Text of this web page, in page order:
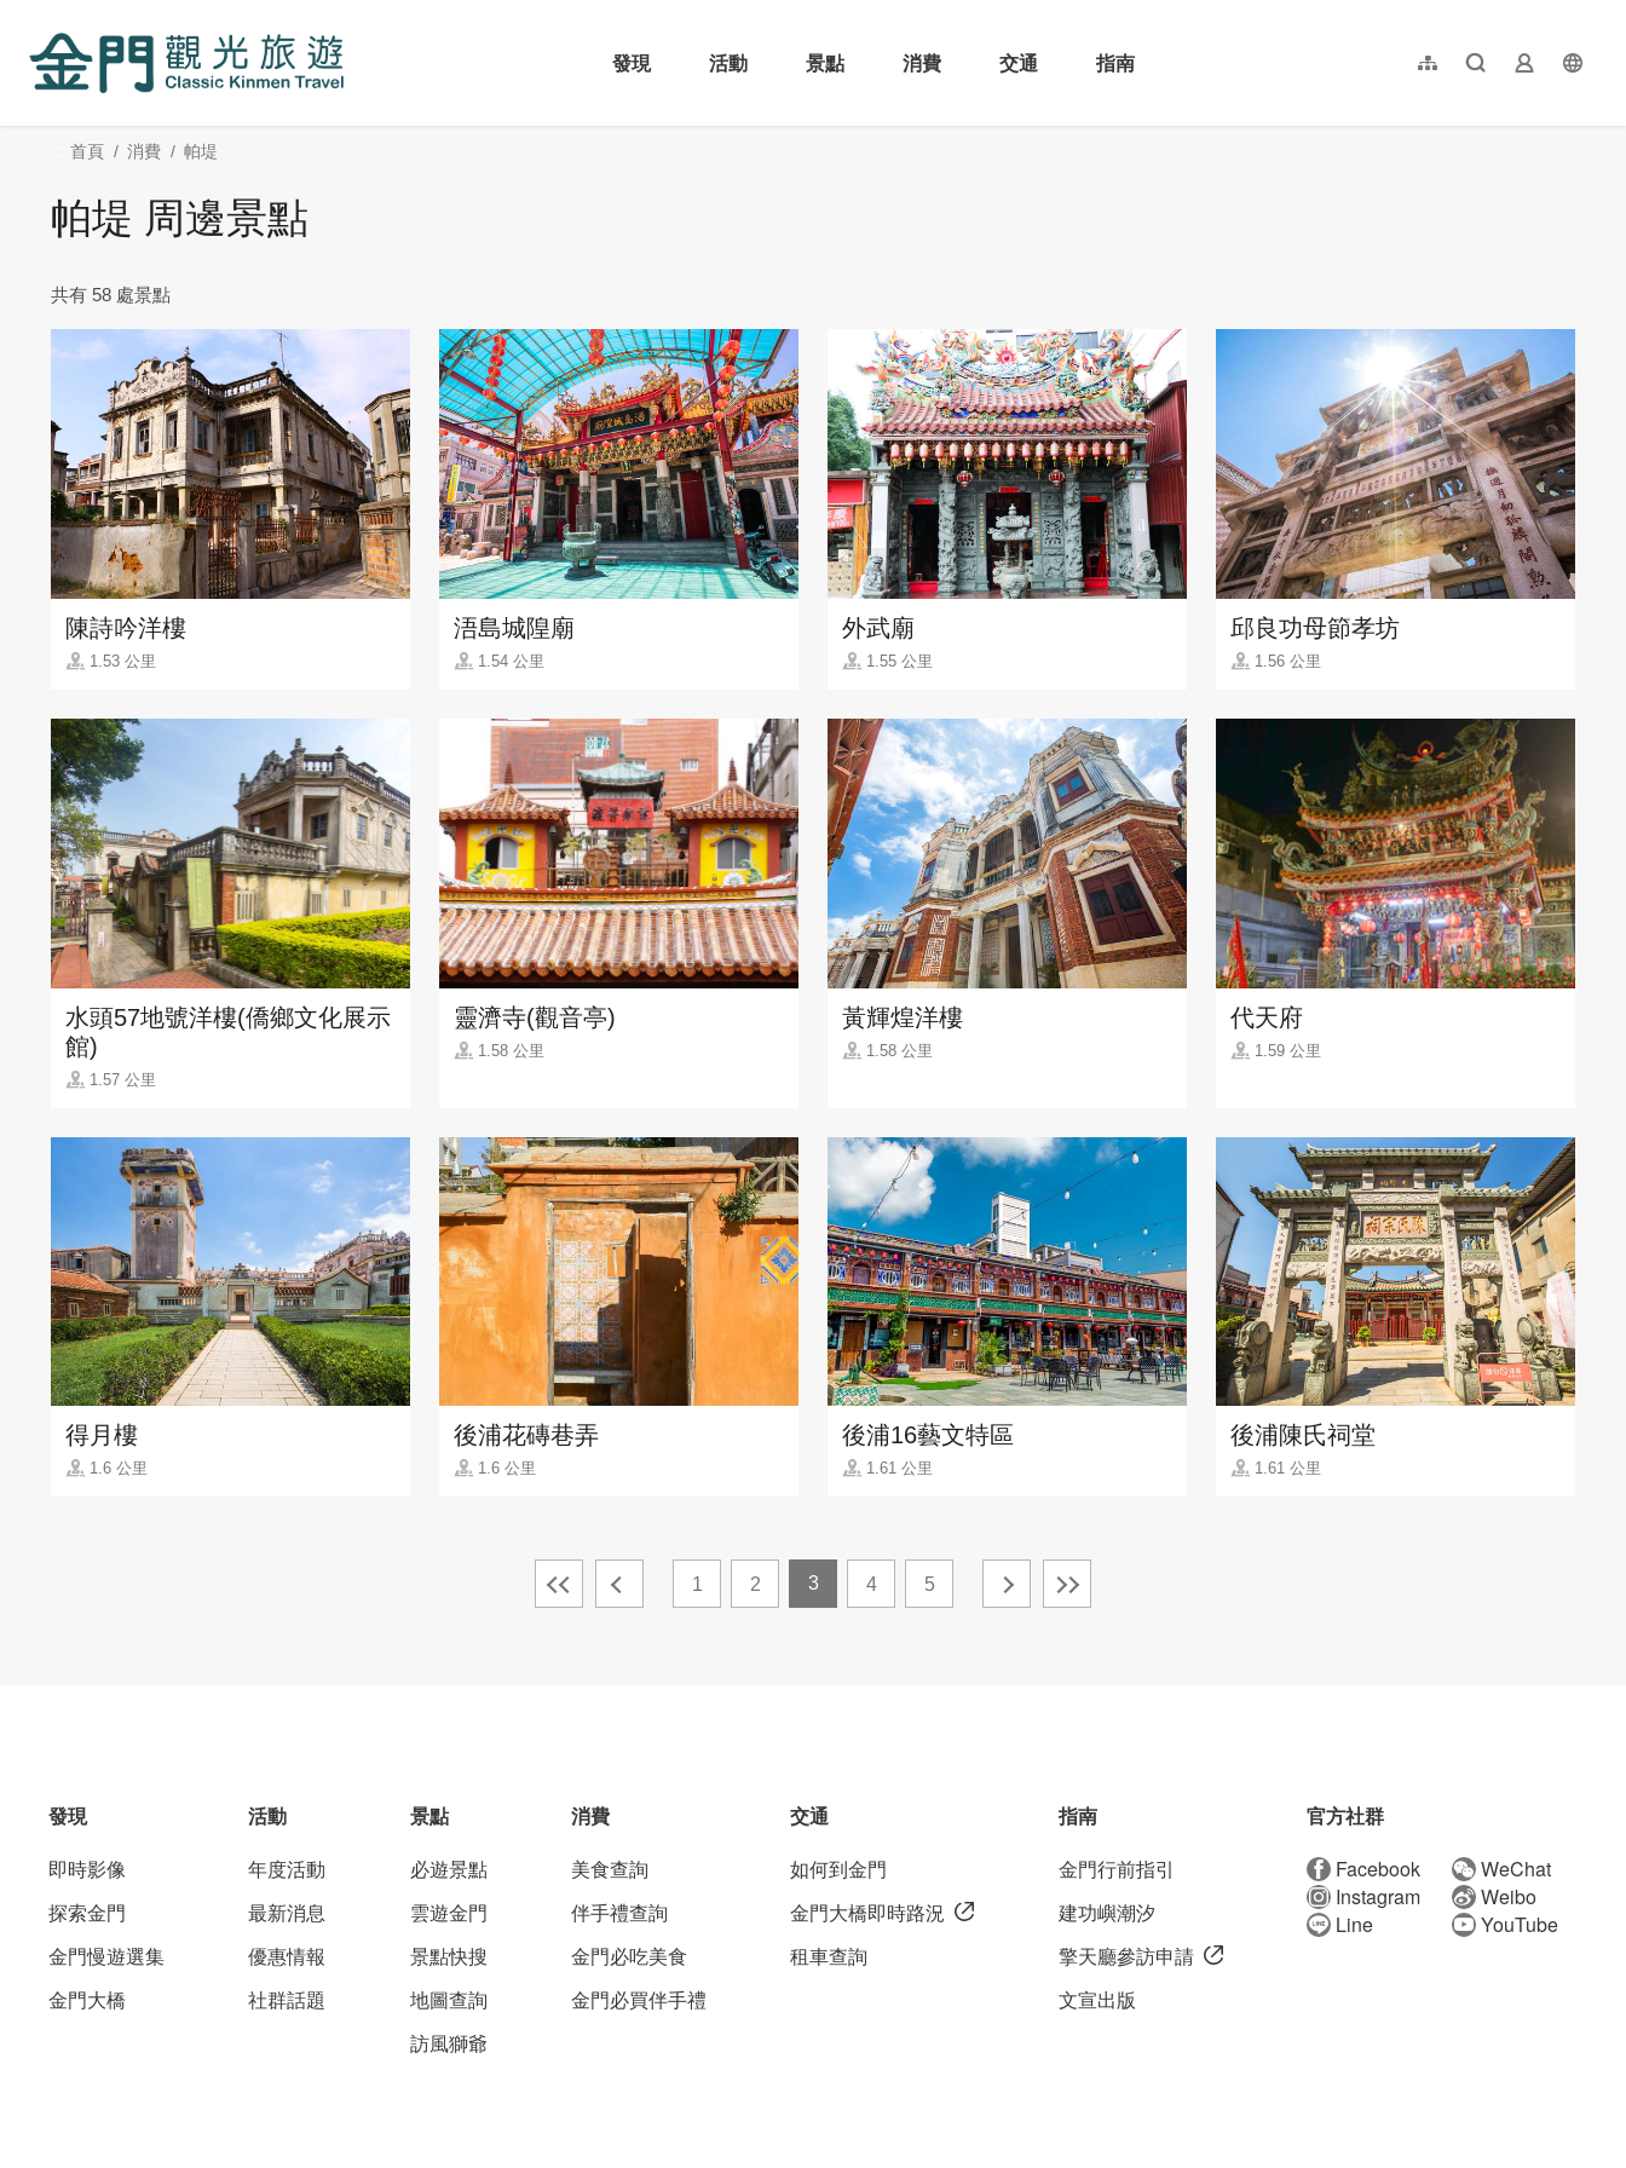
內
發現
活動 景點 消費 交通 指南 網站導覽全文檢索業者登入
简体中文
首頁 消費 帕堤
帕堤 周邊景點
共有 58 處景點
陳詩吟洋樓
1.53 公里
浯島城隍廟
1.54 公里
外武廟
1.55 公里
邱良功母節孝坊
1.56 公里
水頭57地號洋樓(僑鄉文化展示
館)
1.57 公里
靈濟寺(觀音亭)
1.58 公里
黃輝煌洋樓
1.58 公里
代天府
1.59 公里
得月樓
1.6 公里
後浦花磚巷弄
1.6 公里
後浦16藝文特區
1.61 公里
後浦陳氏祠堂
1.61 公里
1 2 3 4 5
發現
即時影像
探索金門
金門慢遊選集
金門大橋
活動
年度活動
最新消息
優惠情報
社群話題
景點
必遊景點
雲遊金門
景點快搜
地圖查詢
訪風獅爺
消費
美食查詢
伴手禮查詢
金門必吃美食
金門必買伴手禮
交通
如何到金門
金門大橋即時路況
租車查詢
指南
金門行前指引
建功嶼潮汐
擎天廳參訪申請
文宣出版
官方社群
Facebook
WeChat
Instagram
Weibo
Line
YouTube